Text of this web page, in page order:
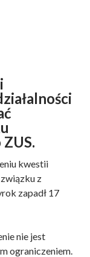
kwestii
z
zapadł 17
nie jest
ograniczeniem.